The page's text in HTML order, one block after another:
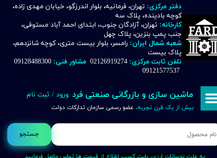
جستجو
دفتر مرکزی: تهران، فرمانیه، بلوار اندرزگو، خیابان مهدی زاده،
کوچه بادینده، پلاک سه
کارخانه: تهران، آزادگان جنوب، ابتدای احمد آباد مستوفی،
جنب پمپ بنزین، پلاک چهل
شعبه شمال ایران: رامسر، بلوار بیست متری، کوچه شانزدهم،
پلاک بیست
تلفن ثابت مرکزی: 02126919274 مشاور فنی:
09121577537
ماشین سازی و بازرگانی صنعتی فرد
بیش از یک قرن تجربه، عضو رسمی سازمان تدارکات دولت
ورود / ثبت نام
حساب کاربری من
تغییر گذر واژه
خروج از حساب کاربری